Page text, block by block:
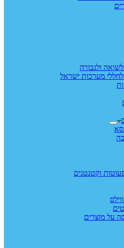
לשואה ולגבורה
לחללי מערכות ישראל
וקטנטנים
על מוצרים